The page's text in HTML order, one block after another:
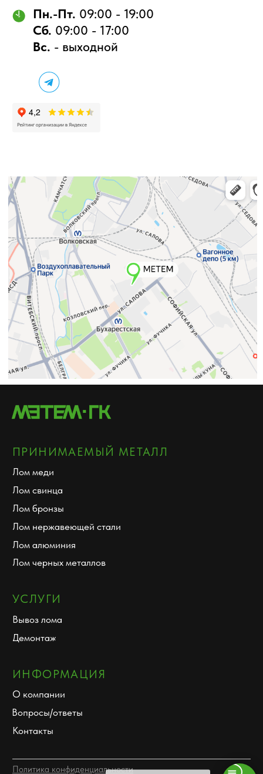
Дизайн сайта: artandkate
УСЛУГИ
Лом меди
ПРИНИМАЕМЫЙ МЕТАЛЛ
Лом алюминия
Лом нержавеющей стали
Лом свинца
ИНФОРМАЦИЯ
Контакты
О компании
Вопросы/ответы
Политика конфиденциальности
Карта сайта